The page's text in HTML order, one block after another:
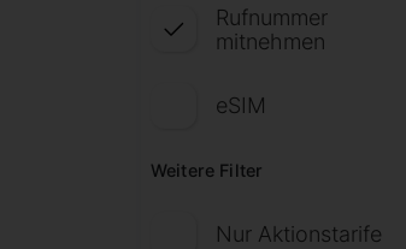
Rufnummer
mitnehmen
eSIM
Weitere Filter
Nur Aktionstarife